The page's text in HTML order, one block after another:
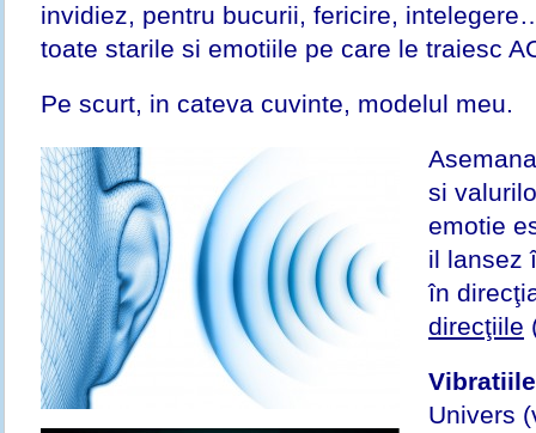
invidiez, pentru bucurii, fericire,
toate starile si emotiile pe care le traiesc
Pe scurt, in cateva cuvinte, modelul meu.
si
emotie
il lansez
în
direcţiile
Univers